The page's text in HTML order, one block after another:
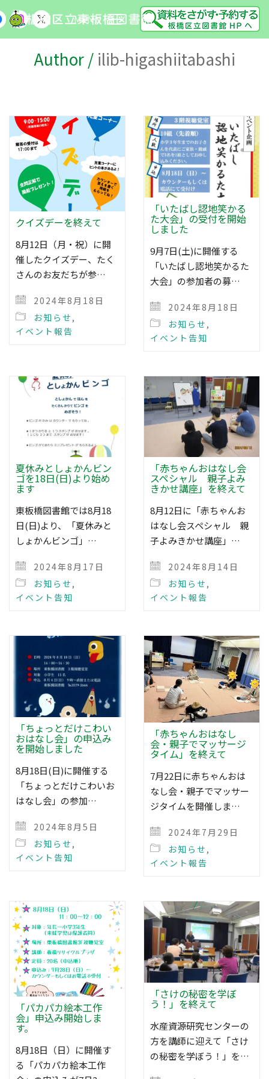
MENU
Author / ilib-higashiitabashi
クイズデーを終えて
8月12日（月・祝）に開
催したクイズデー、たく
さんのお友だちが参…
2024年8月18日
お知らせ ,
イベント報告
「いたばし認地笑かる
た大会」の受付を開始
しました
9月7日(土)に開催する
「いたばし認地笑かるた
大会」の参加者の募…
2024年8月18日
お知らせ ,
イベント告知
夏休みとしょかんビン
ゴを18日(日)より始め
ます
東板橋図書館では8月18
日(日)より、「夏休みと
しょかんビンゴ」…
2024年8月17日
お知らせ ,
イベント告知
「赤ちゃんおはなし会
スペシャル 親子よみ
きかせ講座」を終えて
8月12日に「赤ちゃんお
はなし会スペシャル 親
子よみきかせ講座」…
2024年8月14日
お知らせ ,
イベント報告
「ちょっとだけこわい
おはなし会」の申込み
を開始しました
8月18日(日)に開催する
「ちょっとだけこわいお
はなし会」の参加…
2024年8月5日
お知らせ ,
イベント告知
「赤ちゃんおはなし
会・親子でマッサージ
タイム」を終えて
7月22日に赤ちゃんおは
なし会・親子でマッサー
ジタイムを開催しま…
2024年7月29日
お知らせ ,
イベント報告
「パカパカ絵本工作
会」申込み開始しま
す。
8月18日（日）に開催す
る「パカパカ絵本工作
「さけの秘密を学ぼ
う！」を終えて
水産資源研究センターの
方を講師に迎えて「さけ
の秘密を学ぼう！」を…